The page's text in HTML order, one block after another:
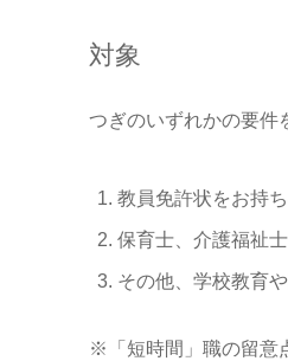
対象
つぎのいずれかの要件
教員免許状をお持
保育士、介護福祉
その他、学校教育
※「短時間」職の留意